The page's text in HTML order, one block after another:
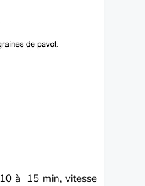
à 15 min, vitesse